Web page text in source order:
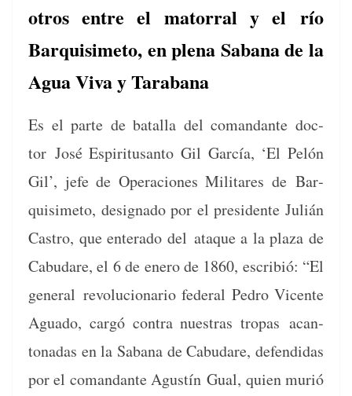
otros entre el matorral y el río
Barquisimeto, en plena Sabana de la
Agua Viva y Tarabana
Es el parte de batal­la del coman­dante doc­
tor José Espir­i­tu­san­to Gil Gar­cía, ‘El Pelón
Gil’, jefe de Opera­ciones Mil­itares de Bar­
quisime­to, des­ig­na­do por el pres­i­dente Julián
Cas­tro, que enter­a­do del ataque a la plaza de
Cabu­dare, el 6 de enero de 1860, escribió: “El
gen­er­al rev­olu­cionario fed­er­al Pedro Vicente
Agua­do, cargó con­tra nues­tras tropas acan­
ton­adas en la Sabana de Cabu­dare, defen­di­das
por el coman­dante AgustínGual, quien murió